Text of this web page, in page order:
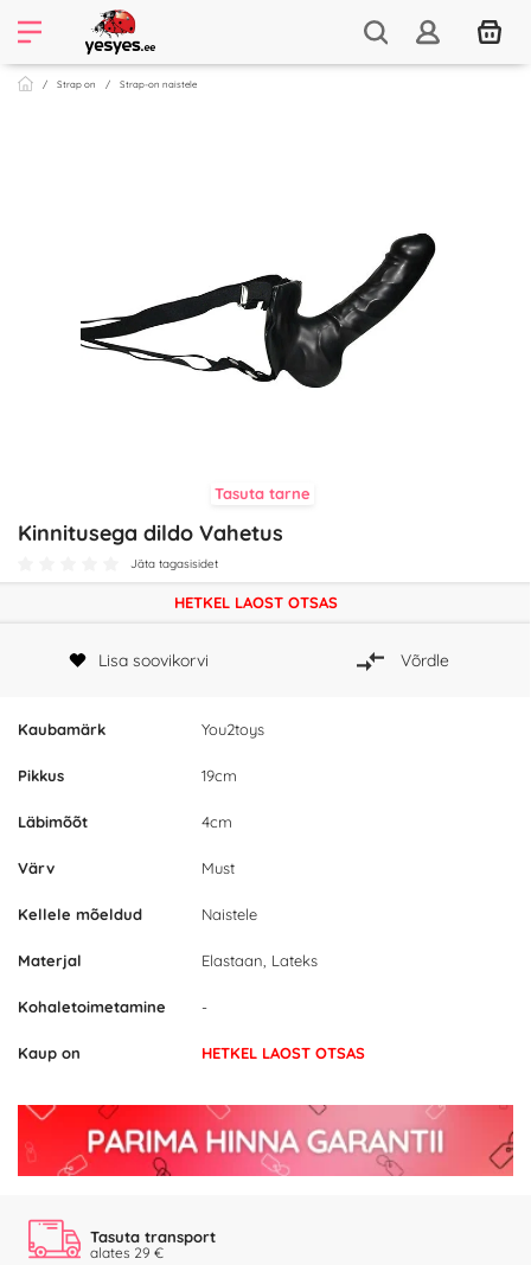
Strap on Strap-on naistele
Tasuta tarne
Kinnitusega dildo Vahetus
Jäta tagasisidet
Kaubamärk You2toys
Pikkus 19cm
Läbimõõt 4cm
Värv Must
Kellele mõeldud Naistele
Materjal Elastaan, Lateks
Kohaletoimetamine -
Kaup on HETKEL LAOST OTSAS
HETKEL LAOST OTSAS
Lisa soovikorvi Võrdle
Tasuta transport
alates 29 €